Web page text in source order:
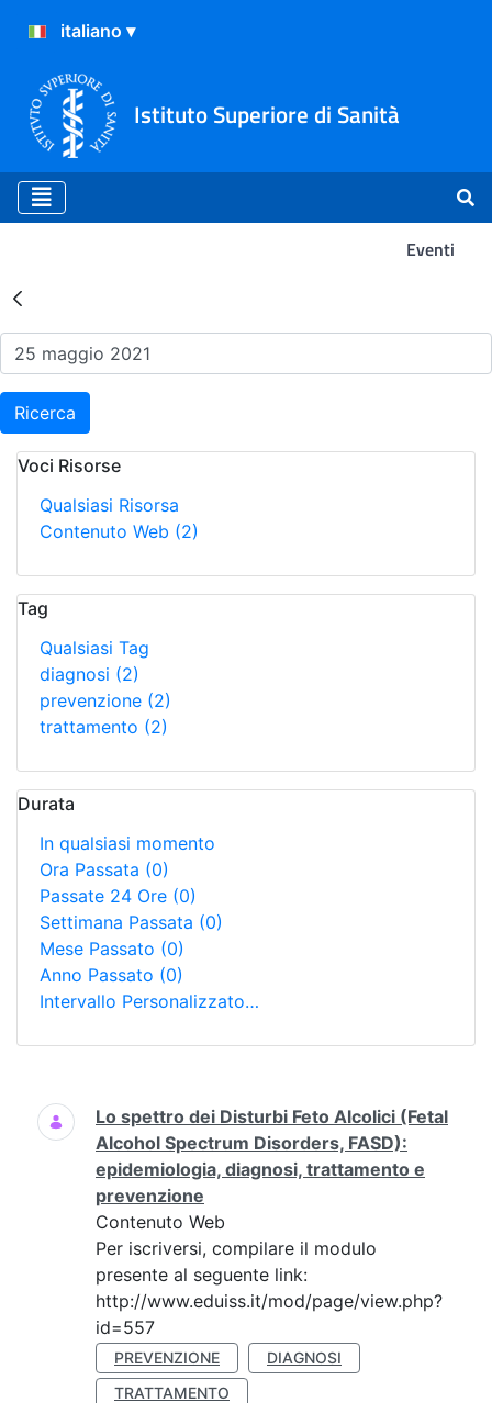
Istituto Superiore di Sanità
Eventi
Risultati della Ricerca -
Ricerca
Voci Risorse
Qualsiasi Risorsa
Contenuto Web (2)
Tag
Qualsiasi Tag
diagnosi (2)
prevenzione (2)
trattamento (2)
Durata
In qualsiasi momento
Ora Passata (0)
Passate 24 Ore (0)
Settimana Passata (0)
Mese Passato (0)
Anno Passato (0)
Intervallo Personalizzato…
Ricerca
Lo spettro dei Disturbi Feto Alcolici (Fetal
Alcohol Spectrum Disorders, FASD):
epidemiologia, diagnosi, trattamento e
prevenzione
Contenuto Web
Per iscriversi, compilare il modulo
presente al seguente link:
http://www.eduiss.it/mod/page/view.php?
id=557
PREVENZIONE
DIAGNOSI
TRATTAMENTO